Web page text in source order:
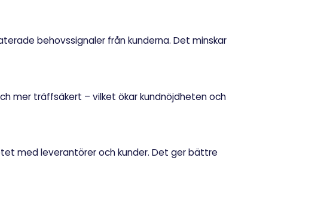
behovssignaler från kunderna. Det minskar
mer träffsäkert – vilket ökar kundnöjdheten och
med leverantörer och kunder. Det ger bättre